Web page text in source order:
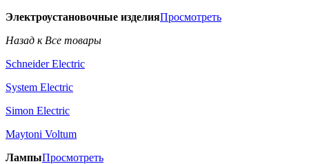
Электроустановочные изделияПросмотреть
Назад к Все товары
Schneider Electric
System Electric
Simon Electric
Maytoni Voltum
ЛампыПросмотреть